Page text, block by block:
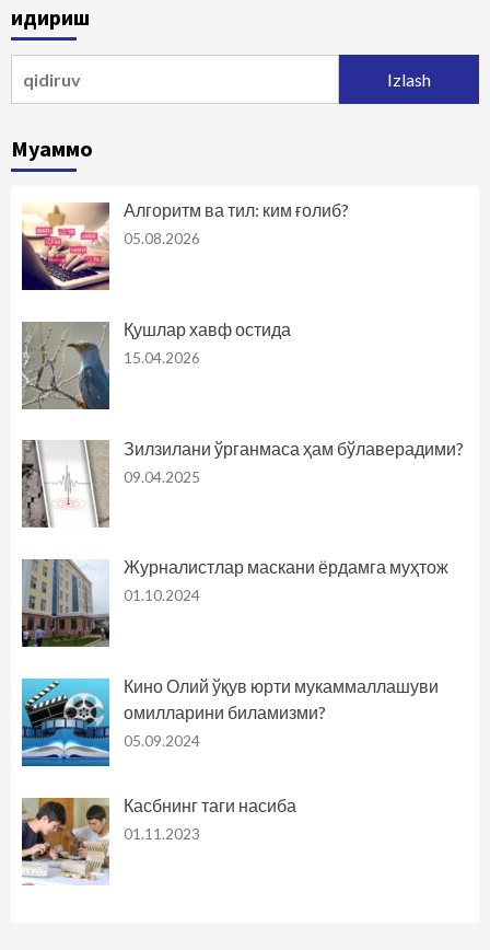
harakatlanish
Қидириш
Муаммо
Алгоритм ва тил: ким ғолиб?
05.08.2026
Қушлар хавф остида
15.04.2026
Зилзилани ўрганмаса ҳам бўлаверадими?
09.04.2025
Журналистлар маскани ёрдамга муҳтож
01.10.2024
Кино Олий ўқув юрти мукаммаллашуви
омилларини биламизми?
05.09.2024
Касбнинг таги насиба
01.11.2023